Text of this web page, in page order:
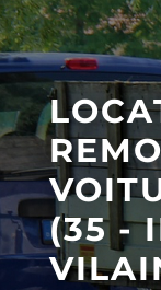
(35 -